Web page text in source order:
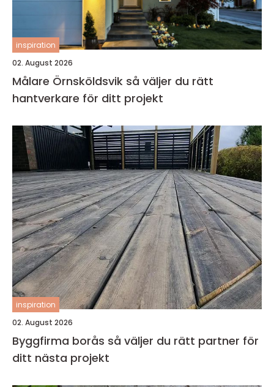
inspiration
02. August 2026
Målare Örnsköldsvik så väljer du rätt
hantverkare för ditt projekt
inspiration
02. August 2026
Byggfirma borås så väljer du rätt partner för
ditt nästa projekt